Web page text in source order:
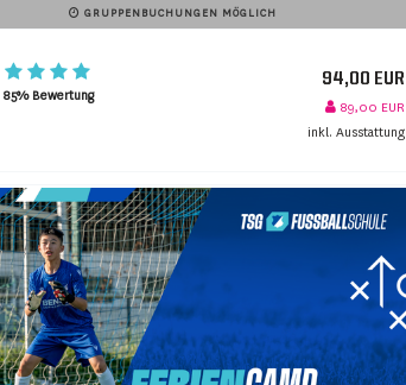
GRUPPENBUCHUNGEN MÖGLICH
85% Bewertung
94,00 EUR
89,00 EUR
inkl. Ausstattung